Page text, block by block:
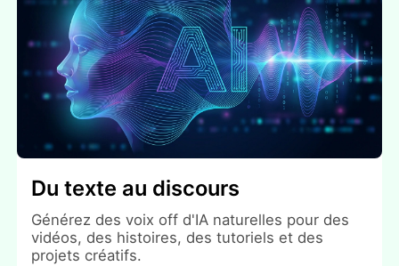
Du texte au discours
Générez des voix off d'IA naturelles pour des
vidéos, des histoires, des tutoriels et des
projets créatifs.